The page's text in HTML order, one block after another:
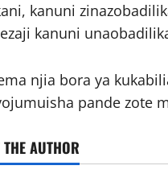
kanuni
kanuni
njia bora ya
pande zote
AUTHOR